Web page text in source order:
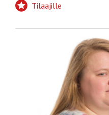
Tilaajille